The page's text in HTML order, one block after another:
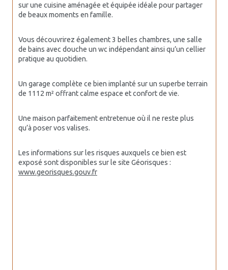
sur une cuisine aménagée et équipée idéale pour partager
de beaux moments en famille.
Vous découvrirez également 3 belles chambres, une salle
de bains avec douche un wc indépendant ainsi qu’un cellier
pratique au quotidien.
Un garage complète ce bien implanté sur un superbe terrain
de 1112 m² offrant calme espace et confort de vie.
Une maison parfaitement entretenue où il ne reste plus
qu’à poser vos valises.
Les informations sur les risques auxquels ce bien est
exposé sont disponibles sur le site Géorisques :
www.georisques.gouv.fr